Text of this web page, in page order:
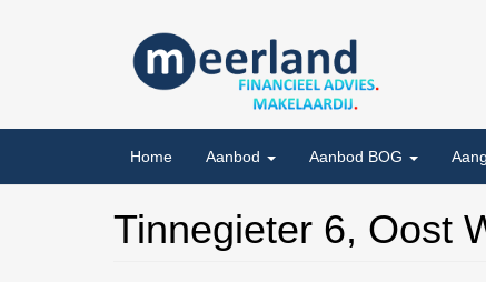
Home Aanbod Aanbod BOG
Tinnegieter 6, Oost